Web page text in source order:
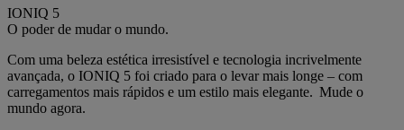
IONIQ 5
O poder de mudar o mundo.
Com uma beleza estética irresistível e tecnologia incrivelmente
avançada, o IONIQ 5 foi criado para o levar mais longe – com
carregamentos mais rápidos e um estilo mais elegante. Mude o
mundo agora.